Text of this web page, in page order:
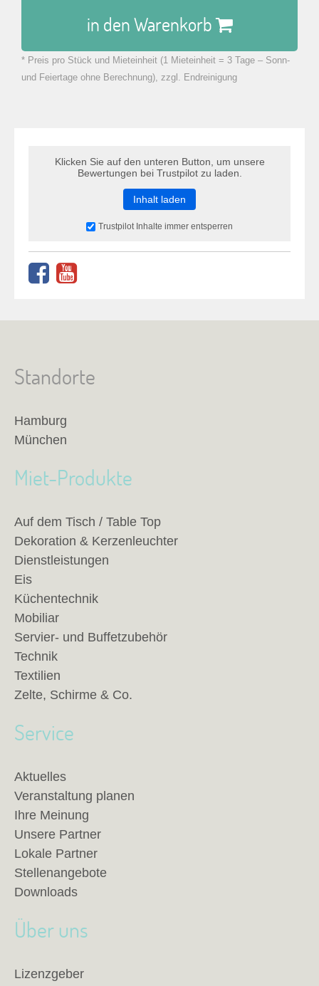
in den Warenkorb
zu Warenkorb hinzugefügt.
* Preis pro Stück und Mieteinheit (1 Mieteinheit = 3 Tage – Sonn-
und Feiertage ohne Berechnung), zzgl. Endreinigung
Klicken Sie auf den unteren Button, um unsere
Bewertungen bei Trustpilot zu laden.
Inhalt laden
Trustpilot Inhalte immer entsperren
Standorte
Hamburg
München
Miet-Produkte
Auf dem Tisch / Table Top
Dekoration & Kerzenleuchter
Dienstleistungen
Eis
Küchentechnik
Mobiliar
Servier- und Buffetzubehör
Technik
Textilien
Zelte, Schirme & Co.
Service
Aktuelles
Veranstaltung planen
Ihre Meinung
Unsere Partner
Lokale Partner
Stellenangebote
Downloads
Über uns
Lizenzgeber